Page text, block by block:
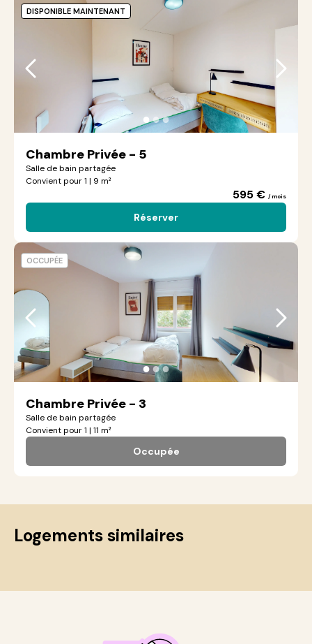
●●●
Chambre Privée - 5
Salle de bain partagée
Convient pour 1 | 9 m²
595 € / mois
Réserver
DISPONIBLE MAINTENANT
●●●
Chambre Privée - 3
Salle de bain partagée
Convient pour 1 | 11 m²
Occupée
OCCUPÉE
Logements similaires